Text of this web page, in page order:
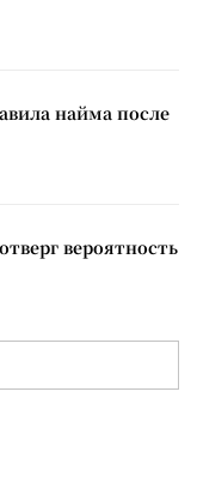
найма после
вероятность